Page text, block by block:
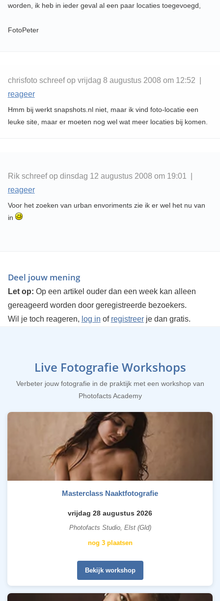
worden, ik heb in ieder geval al een paar locaties toegevoegd,
FotoPeter
chrisfoto schreef op vrijdag 8 augustus 2008 om 12:52 |
reageer
Hmm bij werkt snapshots.nl niet, maar ik vind foto-locatie een
leuke site, maar er moeten nog wel wat meer locaties bij komen.
Rik schreef op dinsdag 12 augustus 2008 om 19:01 |
reageer
Voor het zoeken van urban envoriments zie ik er wel het nu van
in
Deel jouw mening
Let op: Op een artikel ouder dan een week kan alleen
gereageerd worden door geregistreerde bezoekers.
Wil je toch reageren, log in of registreerje dan gratis.
Live Fotografie Workshops
Verbeter jouw fotografie in de praktijk met een workshop van
Photofacts Academy
Masterclass Naaktfotografie
vrijdag 28 augustus 2026
Photofacts Studio, Elst (Gld)
nog 3 plaatsen
Bekijk workshop